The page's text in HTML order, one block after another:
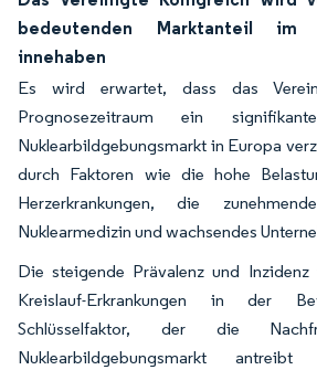
bedeutenden Marktanteil im
innehaben
Es wird erwartet, dass das
Prognosezeitraum ein
Nuklearbildgebungsmarkt in Europa
durch Faktoren wie die hohe
Herzerkrankungen, die
Nuklearmedizin und wachsendes
Die steigende Prävalenz und
Kreislauf-Erkrankungen in der
Schlüsselfaktor, der die
Nuklearbildgebungsmarkt